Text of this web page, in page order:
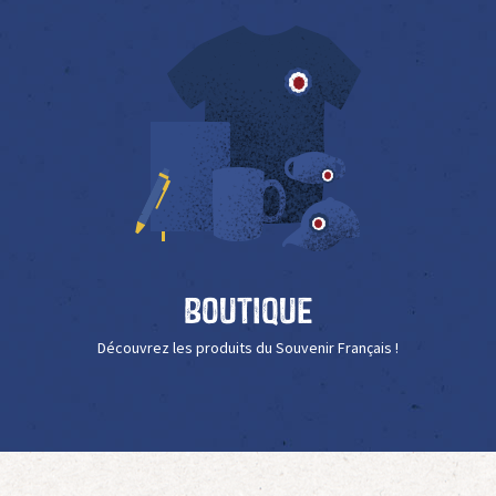
Boutique
Découvrez les produits du Souvenir Français !